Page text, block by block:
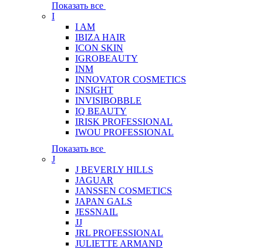
Показать все
I
I AM
IBIZA HAIR
ICON SKIN
IGROBEAUTY
INM
INNOVATOR COSMETICS
INSIGHT
INVISIBOBBLE
IQ BEAUTY
IRISK PROFESSIONAL
IWOU PROFESSIONAL
Показать все
J
J BEVERLY HILLS
JAGUAR
JANSSEN COSMETICS
JAPAN GALS
JESSNAIL
JJ
JRL PROFESSIONAL
JULIETTE ARMAND